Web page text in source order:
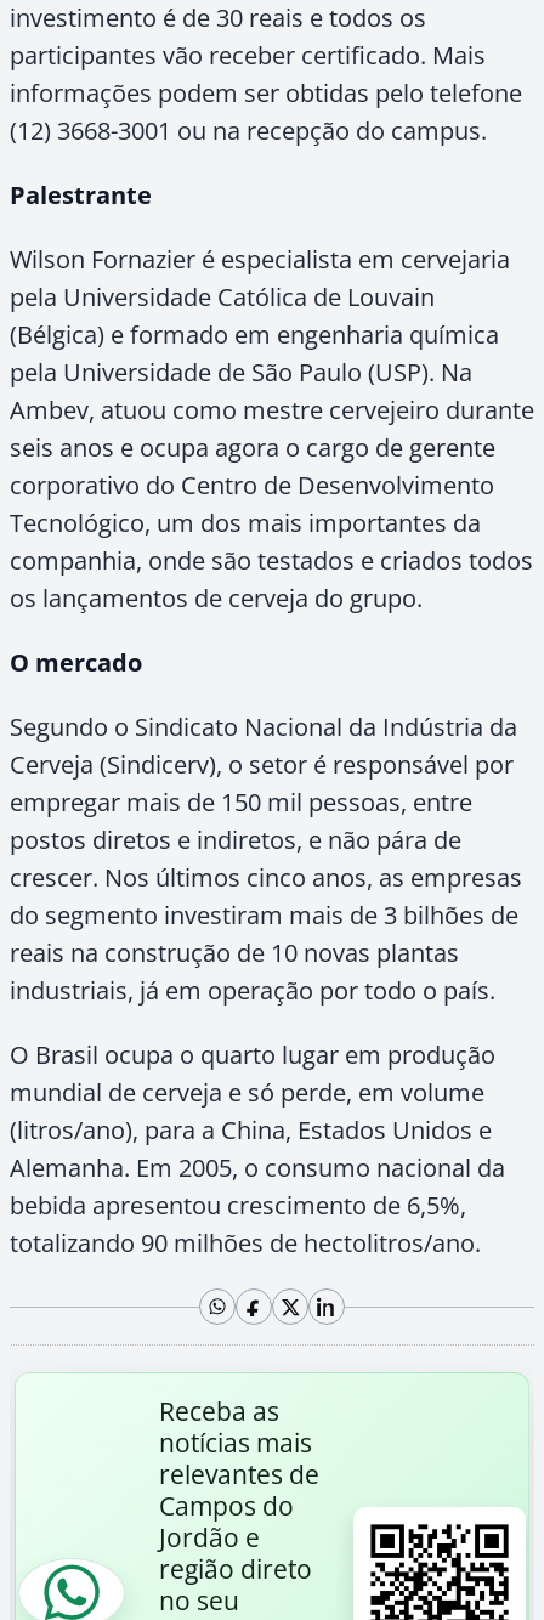
investimento é de 30 reais e todos os
participantes vão receber certificado. Mais
informações podem ser obtidas pelo telefone
(12) 3668-3001 ou na recepção do campus.
Palestrante
Wilson Fornazier é especialista em cervejaria
pela Universidade Católica de Louvain
(Bélgica) e formado em engenharia química
pela Universidade de São Paulo (USP). Na
Ambev, atuou como mestre cervejeiro durante
seis anos e ocupa agora o cargo de gerente
corporativo do Centro de Desenvolvimento
Tecnológico, um dos mais importantes da
companhia, onde são testados e criados todos
os lançamentos de cerveja do grupo.
O mercado
Segundo o Sindicato Nacional da Indústria da
Cerveja (Sindicerv), o setor é responsável por
empregar mais de 150 mil pessoas, entre
postos diretos e indiretos, e não pára de
crescer. Nos últimos cinco anos, as empresas
do segmento investiram mais de 3 bilhões de
reais na construção de 10 novas plantas
industriais, já em operação por todo o país.
O Brasil ocupa o quarto lugar em produção
mundial de cerveja e só perde, em volume
(litros/ano), para a China, Estados Unidos e
Alemanha. Em 2005, o consumo nacional da
bebida apresentou crescimento de 6,5%,
totalizando 90 milhões de hectolitros/ano.
Receba as
notícias mais
relevantes de
Campos do
Jordão e
região direto
no seu